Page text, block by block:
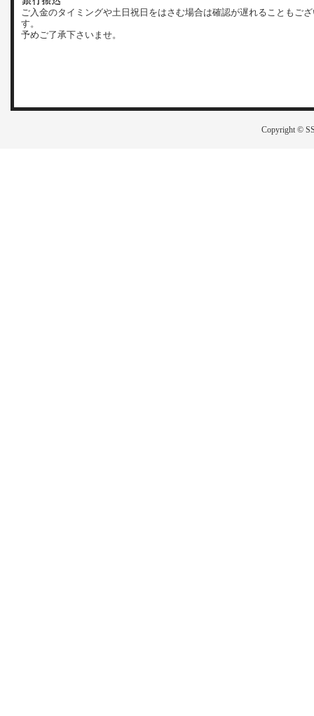
ご入金のタイミングや土日祝日をはさむ場合は確認が遅れることもご
す。
予めご了承下さいませ。
Copyright ©